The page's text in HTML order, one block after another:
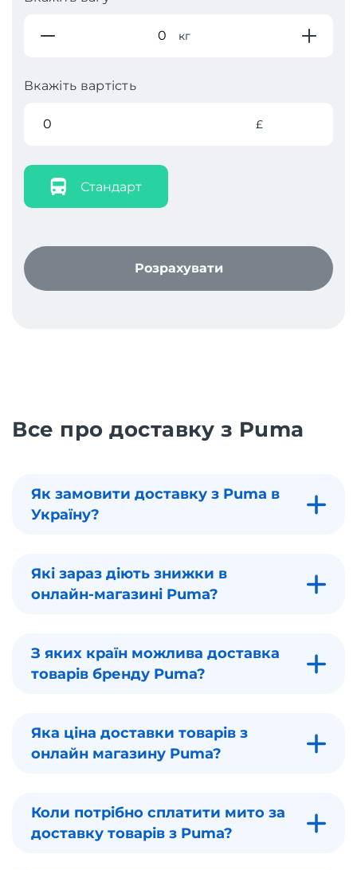
кг
Вкажіть вартість
£
Стандарт
Розрахувати
Все про доставку з Puma
Як замовити доставку з Puma в
Україну?
Які зараз діють знижки в
онлайн-магазині Puma?
З яких країн можлива доставка
товарів бренду Puma?
Яка ціна доставки товарів з
онлайн магазину Puma?
Коли потрібно сплатити мито за
доставку товарів з Puma?